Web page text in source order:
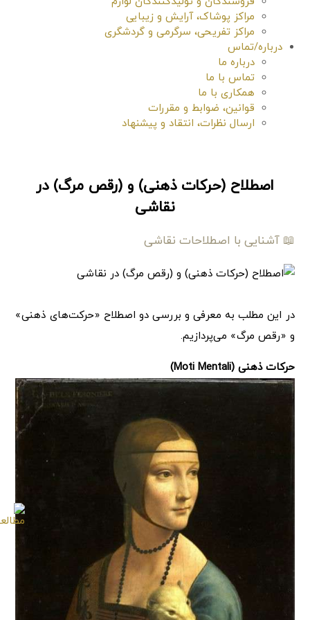
مراکز پوشاک، آرایش و زیبایی
مراکز تفریحی، سرگرمی و گردشگری
درباره/تماس
درباره ما
تماس با ما
همکاری با ما
قوانین، ضوابط و مقررات
ارسال نظرات، انتقاد و پیشنهاد
اصطلاح (حرکات ذهنی) و (رقص مرگ) در
نقاشی
📖 آشنایی با اصطلاحات نقاشی
در این مطلب به معرفی و بررسی دو اصطلاح «حرکت‌های ذهنی»
و «رقص مرگ» می‌پردازیم.
حرکات ذهنی (Moti Mentali)